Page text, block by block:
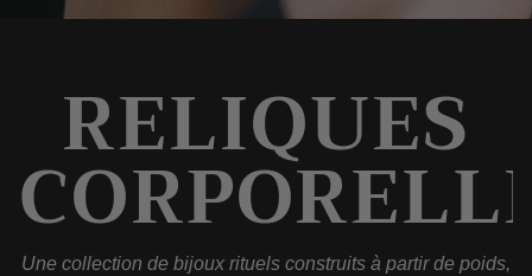
RELIQUES
Une collection de bijoux rituels construits à partir de poids,